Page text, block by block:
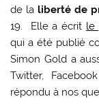
de la liberté de
19. Elle a écrit le
qui a été publié
Simon Gold a
Twitter,
répondu à nos